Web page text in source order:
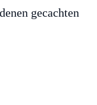
gecachten